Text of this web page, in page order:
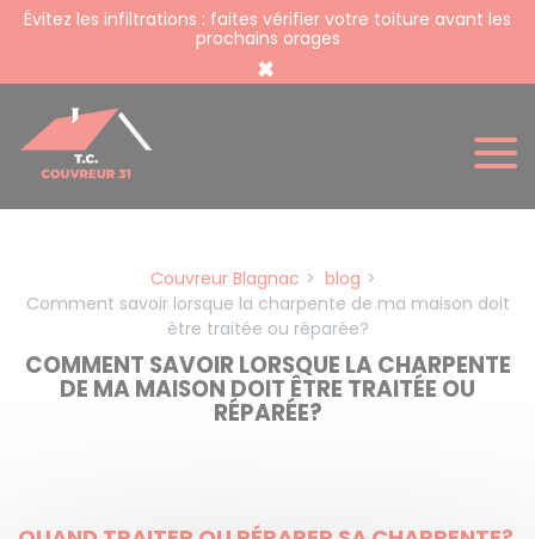
Évitez les infiltrations : faites vérifier votre toiture avant les
prochains orages
×
Couvreur Blagnac
blog
Comment savoir lorsque la charpente de ma maison doit
être traitée ou réparée?
COMMENT SAVOIR LORSQUE LA CHARPENTE
DE MA MAISON DOIT ÊTRE TRAITÉE OU
RÉPARÉE?
Panneau de gestion des cookies